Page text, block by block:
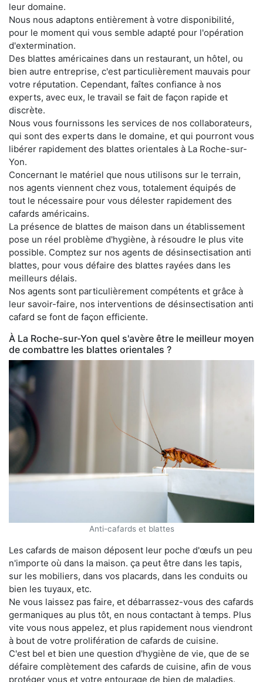
leur domaine.
Nous nous adaptons entièrement à votre disponibilité,
pour le moment qui vous semble adapté pour l'opération
d'extermination.
Des blattes américaines dans un restaurant, un hôtel, ou
bien autre entreprise, c'est particulièrement mauvais pour
votre réputation. Cependant, faîtes confiance à nos
experts, avec eux, le travail se fait de façon rapide et
discrète.
Nous vous fournissons les services de nos collaborateurs,
qui sont des experts dans le domaine, et qui pourront vous
libérer rapidement des blattes orientales à La Roche-sur-
Yon.
Concernant le matériel que nous utilisons sur le terrain,
nos agents viennent chez vous, totalement équipés de
tout le nécessaire pour vous délester rapidement des
cafards américains.
La présence de blattes de maison dans un établissement
pose un réel problème d'hygiène, à résoudre le plus vite
possible. Comptez sur nos agents de désinsectisation anti
blattes, pour vous défaire des blattes rayées dans les
meilleurs délais.
Nos agents sont particulièrement compétents et grâce à
leur savoir-faire, nos interventions de désinsectisation anti
cafard se font de façon efficiente.
À La Roche-sur-Yon quel s'avère être le meilleur moyen
de combattre les blattes orientales ?
Anti-cafards et blattes
Les cafards de maison déposent leur poche d'œufs un peu
n'importe où dans la maison. ça peut être dans les tapis,
sur les mobiliers, dans vos placards, dans les conduits ou
bien les tuyaux, etc.
Ne vous laissez pas faire, et débarrassez-vous des cafards
germaniques au plus tôt, en nous contactant à temps. Plus
vite vous nous appelez, et plus rapidement nous viendront
à bout de votre prolifération de cafards de cuisine.
C'est bel et bien une question d'hygiène de vie, que de se
défaire complètement des cafards de cuisine, afin de vous
protéger vous et votre entourage de bien de maladies.